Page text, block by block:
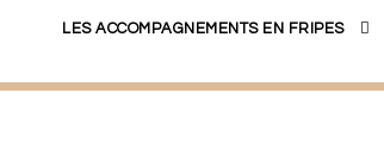
LES ACCOMPAGNEMENTS EN FRIPES